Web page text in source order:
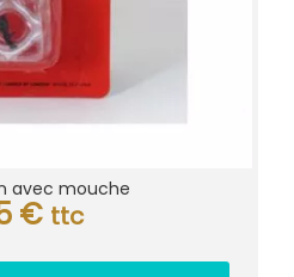
avec mouche
€ ttc